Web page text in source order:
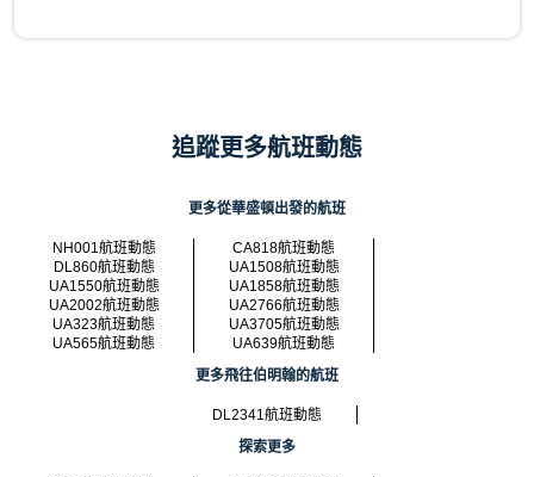
追蹤更多航班動態
更多從華盛頓出發的航班
NH001航班動態
CA818航班動態
DL860航班動態
UA1508航班動態
UA1550航班動態
UA1858航班動態
UA2002航班動態
UA2766航班動態
UA323航班動態
UA3705航班動態
UA565航班動態
UA639航班動態
更多飛往伯明翰的航班
DL2341航班動態
探索更多